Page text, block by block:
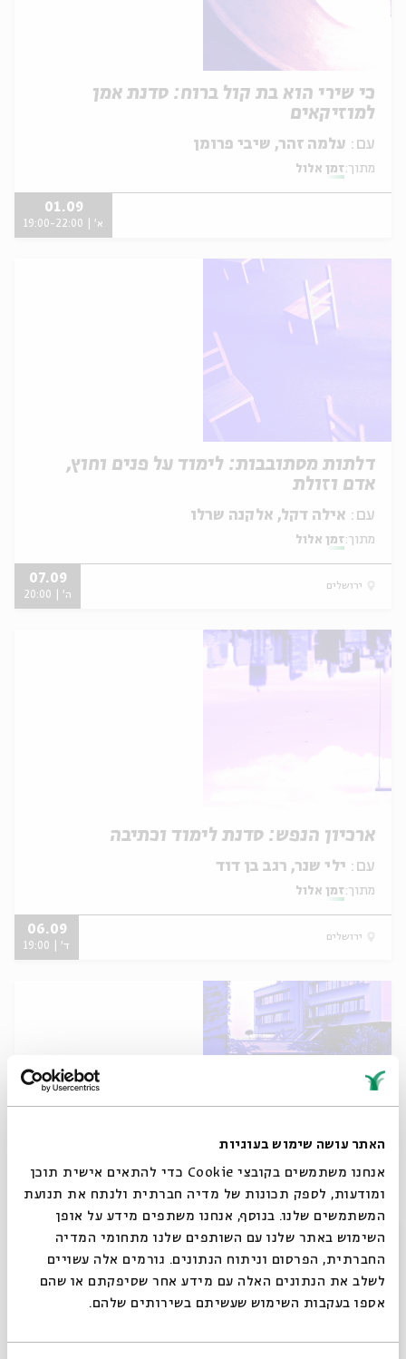
האתר עושה שימוש בעוגיות
אנחנו משתמשים בקובצי Cookie כדי להתאים אישית תוכן
ומודעות, לספק תכונות של מדיה חברתית ולנתח את תנועת
המשתמשים שלנו. בנוסף, אנחנו משתפים מידע על אופן
השימוש באתר שלנו עם השותפים שלנו מתחומי המדיה
החברתית, הפרסום וניתוח הנתונים. גורמים אלה עשויים
לשלב את הנתונים האלה עם מידע אחר שסיפקתם או שהם
אספו בעקבות השימוש שעשיתם בשירותים שלהם.
כי שירי הוא בת קול ברוח: סדנת אמן
למוזיקאים
עם:
מתוך:זמן אלול
01.09
א' | 19:00-22:00
דלתות מסתובבות: לימוד על פנים וחוץ,
אדם וזולת
עם:
מתוך:זמן אלול
ירושלים
07.09
ה' | 20:00
ארכיון הנפש: סדנת לימוד וכתיבה
עם:
מתוך:זמן אלול
ירושלים
06.09
ד' | 19:00
על המפתן: לימוד בין חסידות לפסיכולוגיה
עם:שרה בר יוסף, יוסי בן הרוש
מתוך:זמן אלול
ירושלים
05.09
סגור